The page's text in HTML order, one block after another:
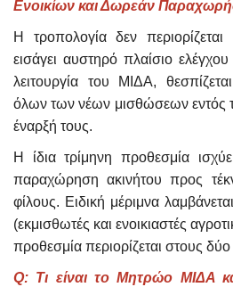
Ενοικίων και Δωρεάν
Η τροπολογία δεν
εισάγει αυστηρό πλαίσιο
λειτουργία του ΜΙΔΑ,
όλων των νέων μισθώσεων εντός
έναρξή τους.
Η ίδια τρίμηνη προθεσμία
παραχώρηση ακινήτου προς
φίλους. Ειδική μέριμνα
(εκμισθωτές και ενοικιαστές
προθεσμία περιορίζεται στους
Q: Τι είναι το Μητρώο ΜΙΔΑ